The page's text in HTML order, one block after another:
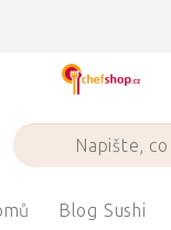
Blog Sushi